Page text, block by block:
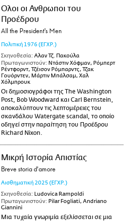
Ολοι οι Ανθρωποι του
Προέδρου
All the President's Men
Πολιτική1976 (ΕΓΧΡ.)
Σκηνοθεσία: Αλαν Τζ. Πακούλα
Πρωταγωνιστούν: Ντάστιν Χόφμαν, Ρόμπερτ
Ρέντφορντ, Τζέισον Ρόμπαρντς, Τζακ
Γουόρντεν, Μάρτιν Μπάλσαμ, Χαλ
Χόλμπρουκ
Οι δημοσιογράφοι της The Washington
Post, Bob Woodward και Carl Bernstein,
αποκαλύπτουν τις λεπτομέρειες του
σκανδάλου Watergate scandal, το οποίο
οδηγεί στην παραίτηση του Προέδρου
Richard Nixon.
Μικρή Ιστορία Απιστίας
Breve storia d'amore
Αισθηματική 2025 (ΕΓΧΡ.)
Σκηνοθεσία: Ludovica Rampoldi
Πρωταγωνιστούν: Pilar Fogliati, Andriano
Giannini
Μια τυχαία γνωριμία εξελίσσεται σε μια